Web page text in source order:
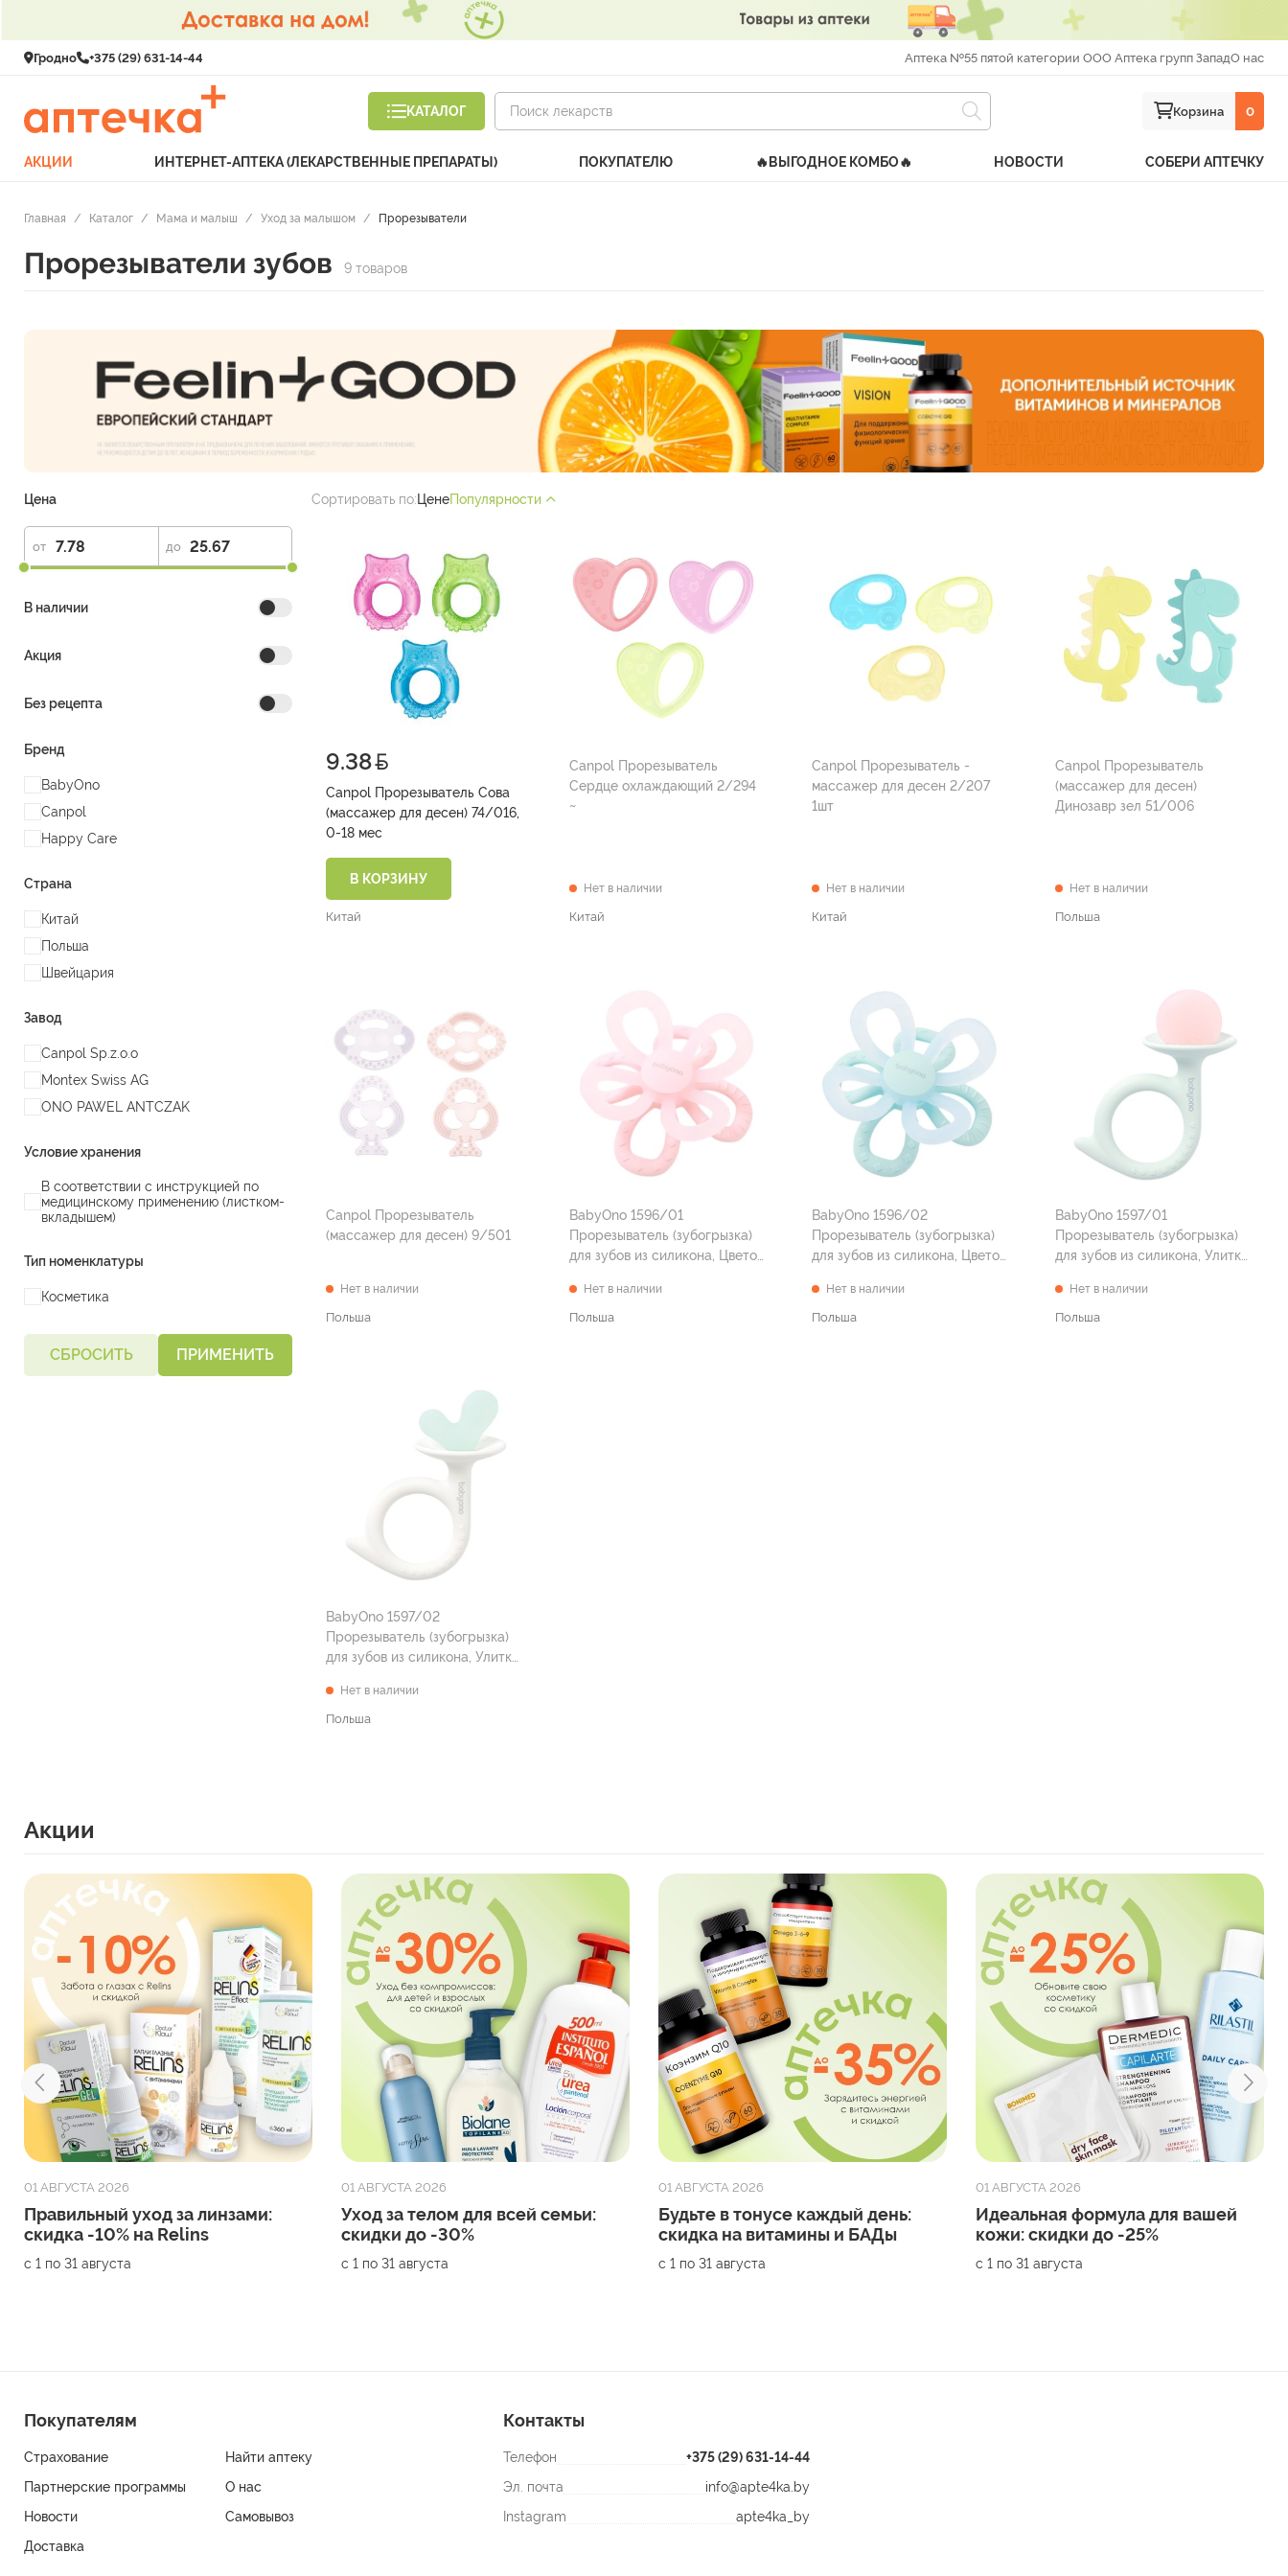
Гродно +375 (29) 631-14-44 Аптека №55 пятой категории ООО Аптека групп ЗападО нас
КАТАЛОГ Корзина 0
АКЦИИ ИНТЕРНЕТ-АПТЕКА (ЛЕКАРСТВЕННЫЕ ПРЕПАРАТЫ) ПОКУПАТЕЛЮ 🔥ВЫГОДНОЕ КОМБО🔥 НОВОСТИ СОБЕРИ АПТЕЧКУ
Главная / Каталог / Мама и малыш / Уход за малышом / Прорезыватели
Прорезыватели зубов 9 товаров
Цена
от до
В наличии
Акция
Без рецепта
Бренд
BabyOno
Canpol
Happy Care
Страна
Китай
Польша
Швейцария
Завод
Canpol Sp.z.o.o
Montex Swiss AG
ONO PAWEL ANTСZAK
Условие хранения
В соответствии с инструкцией по
медицинскому применению (листком-
вкладышем)
Тип номенклатуры
Косметика
СБРОСИТЬ ПРИМЕНИТЬ
Сортировать по:ЦенеПопулярности
9.38
Canpol Прорезыватель Сова
(массажер для десен) 74/016,
0-18 мес
В КОРЗИНУ
Китай
Canpol Прорезыватель
Сердце охлаждающий 2/294
~
Нет в наличии
Китай
Canpol Прорезыватель -
массажер для десен 2/207
1шт
Нет в наличии
Китай
Canpol Прорезыватель
(массажер для десен)
Динозавр зел 51/006
Нет в наличии
Польша
Canpol Прорезыватель
(массажер для десен) 9/501
Нет в наличии
Польша
BabyOno 1596/01
Прорезыватель (зубогрызка)
для зубов из силикона, Цветок
Нет в наличии
Польша
BabyOno 1596/02
Прорезыватель (зубогрызка)
для зубов из силикона, Цветок
Нет в наличии
Польша
BabyOno 1597/01
Прорезыватель (зубогрызка)
для зубов из силикона, Улитка
Нет в наличии
Польша
BabyOno 1597/02
Прорезыватель (зубогрызка)
для зубов из силикона, Улитка
Нет в наличии
Польша
Акции
01 АВГУСТА 2026
Правильный уход за линзами:
скидка -10% на Relins
с 1 по 31 августа
01 АВГУСТА 2026
Уход за телом для всей семьи:
скидки до -30%
с 1 по 31 августа
01 АВГУСТА 2026
Будьте в тонусе каждый день:
скидка на витамины и БАДы
с 1 по 31 августа
01 АВГУСТА 2026
Идеальная формула для вашей
кожи: скидки до -25%
с 1 по 31 августа
Покупателям
Страхование
Найти аптеку
Партнерские программы
О нас
Новости
Самовывоз
Доставка
Контакты
Телефон
+375 (29) 631-14-44
Эл. почта
info@apte4ka.by
Instagram
apte4ka_by